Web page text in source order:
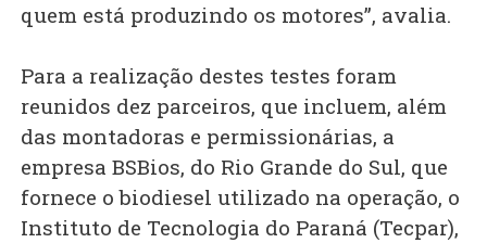
quem está produzindo os motores”, avalia.
Para a realização destes testes foram
reunidos dez parceiros, que incluem, além
das montadoras e permissionárias, a
empresa BSBios, do Rio Grande do Sul, que
fornece o biodiesel utilizado na operação, o
Instituto de Tecnologia do Paraná (Tecpar),